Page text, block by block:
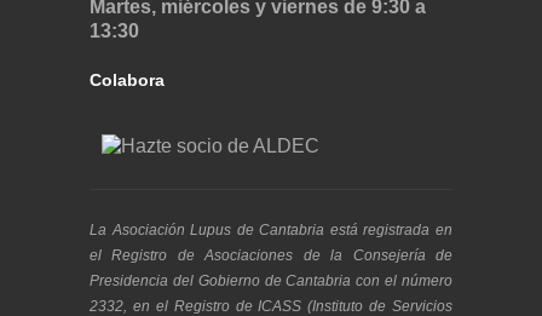
Martes, miércoles y viernes de 9:30 a
13:30
Colabora
La Asociación Lupus de Cantabria está registrada en
el Registro de Asociaciones de la Consejería de
Presidencia del Gobierno de Cantabria con el número
2332, en el Registro de ICASS (Instituto de Servicios